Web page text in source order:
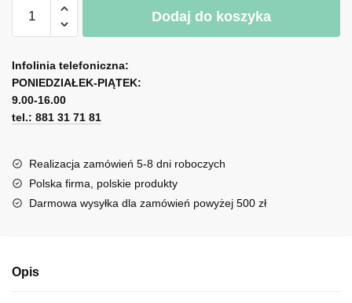
Fototapeta
abstrakcja
Dodaj do koszyka
l
t
e
r
a
t
i
Infolinia telefoniczna:
PONIEDZIAŁEK-PIĄTEK:
9.00-16.00
tel.: 881 31 71 81
Realizacja zamówień 5-8 dni roboczych
Polska firma, polskie produkty
Darmowa wysyłka dla zamówień powyżej 500 zł
Opis